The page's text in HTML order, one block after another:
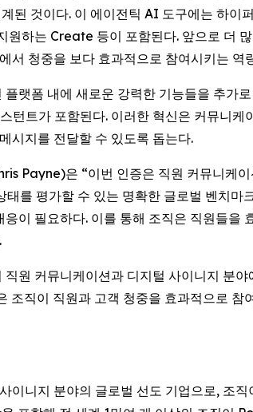
된 것이다. 이 에이전틱 AI 도구에는 하
원하는 Create 등이 포함된다. 앞으로 더
서 청중을 보다 효과적으로 참여시키는 역
랫폼 내에 새로운 강력한 기능들을 추가
턴트가 포함된다. 이러한 혁신은 커뮤니
시지를 전달할 수 있도록 돕는다.
Payne)은 “이번 인증은 직원 커뮤니케
를 평가할 수 있는 명확한 글로벌 벤치
이 필요하다. 이를 통해 조직은 직원들을
원 커뮤니케이션과 디지털 사이니지 분
조직이 직원과 고객 청중을 효과적으로
니지 분야의 글로벌 선도 기업으로, 조